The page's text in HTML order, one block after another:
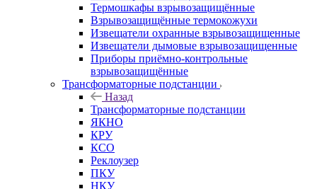
Термошкафы взрывозащищённые
Взрывозащищённые термокожухи
Извещатели охранные взрывозащищенные
Извещатели дымовые взрывозащищенные
Приборы приёмно-контрольные
взрывозащищённые
Трансформаторные подстанции
Назад
Трансформаторные подстанции
ЯКНО
КРУ
КСО
Реклоузер
ПКУ
НКУ